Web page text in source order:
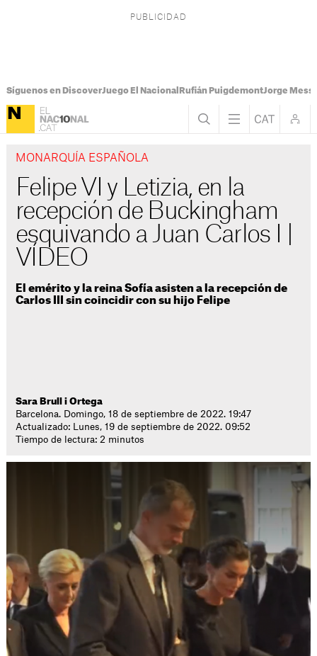
Síguenos en DiscoverJuego El Nacional Rufián PuigdemontJorge Messi
MONARQUÍA ESPAÑOLA
Felipe VI y Letizia, en la
recepción de Buckingham
esquivando a Juan Carlos I |
VÍDEO
El emérito y la reina Sofía asisten a la recepción de
Carlos III sin coincidir con su hijo Felipe
Sara Brull i Ortega
Barcelona. Domingo, 18 de septiembre de 2022. 19:47
Actualizado: Lunes, 19 de septiembre de 2022. 09:52
Tiempo de lectura: 2 minutos